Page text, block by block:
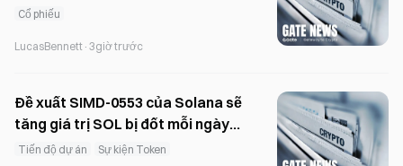
lý nhà đầu tư đối với IPO trái chiều
Cổ phiếu
LucasBennett · 3giờ trước
Đề xuất SIMD-0553 của Solana sẽ
tăng giá trị SOL bị đốt mỗi ngày
gấp 12 lần, lên khoảng 650k USD.
Tiến độ dự án Sự kiện Token